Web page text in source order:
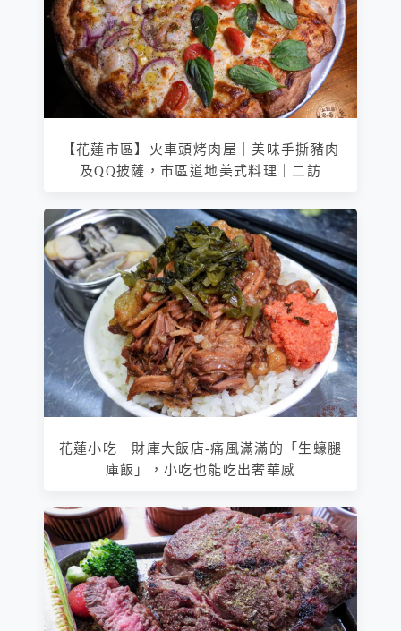
【花蓮市區】火車頭烤肉屋｜美味手撕豬肉
及QQ披薩，市區道地美式料理｜二訪
花蓮小吃｜財庫大飯店-痛風滿滿的「生蠔腿
庫飯」，小吃也能吃出奢華感